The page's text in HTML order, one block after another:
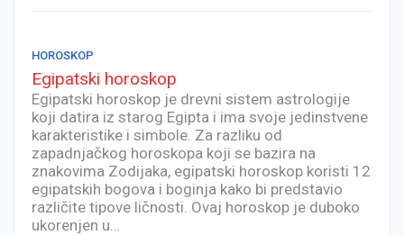
HOROSKOP
Egipatski horoskop
Egipatski horoskop je drevni sistem astrologije
koji datira iz starog Egipta i ima svoje jedinstvene
karakteristike i simbole. Za razliku od
zapadnjačkog horoskopa koji se bazira na
znakovima Zodijaka, egipatski horoskop koristi 12
egipatskih bogova i boginja kako bi predstavio
različite tipove ličnosti. Ovaj horoskop je duboko
ukorenjen u…